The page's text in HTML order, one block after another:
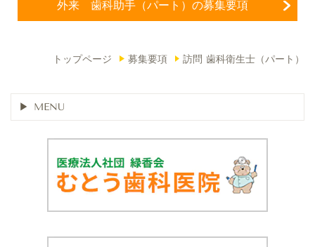
外来 歯科助手（パート）の募集要項
トップページ 募集要項 訪問 歯科衛生士（パート）
MENU